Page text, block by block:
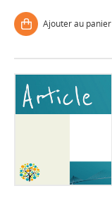
Ajouter au panier